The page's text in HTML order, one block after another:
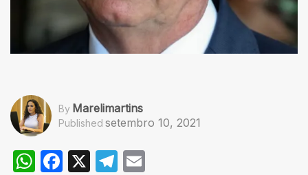
By Marelimartins
Published setembro 10, 2021
WhatsApp
Facebook
X Telegram